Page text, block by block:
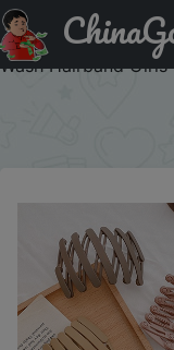
Придбати по
Women Morandi
Wash Hairband